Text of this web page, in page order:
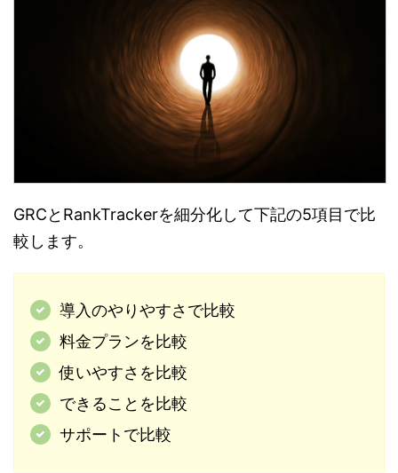
GRCとRankTrackerを細分化して下記の5項目で比
較します。
導入のやりやすさで比較
料金プランを比較
使いやすさを比較
できることを比較
サポートで比較